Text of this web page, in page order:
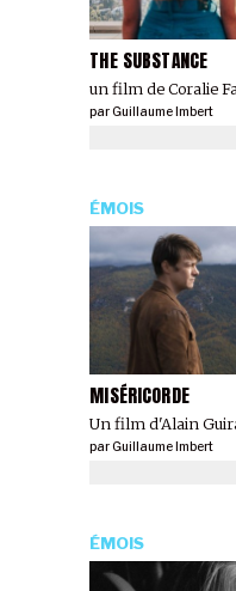
THE SUBSTANCE
un film de Coralie
parGuillaume Imbert
MISÉRICORDE
Un film d'Alain
ÉMOIS
parGuillaume Imbert
ÉMOIS